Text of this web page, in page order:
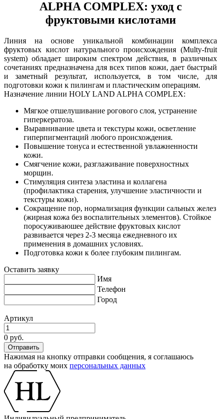
ALPHA COMPLEX: уход с
фруктовыми кислотами
Линия на основе уникальной комбинации комплекса
фруктовых кислот натурального происхождения (Multy-fruit
system) обладает широким спектром действия, в различных
сочетаниях предназначена для всех типов кожи, дает быстрый
и заметный результат, используется, в том числе, для
подготовки кожи к пилингам и пластическим операциям.
Назначение линии HOLY LAND ALPHA COMPLEX:
Мягкое отшелушивание рогового слоя, устранение
гиперкератоза.
Выравнивание цвета и текстуры кожи, осветление
гиперпигментаций любого происхождения.
Повышение тонуса и естественной увлажненности
кожи.
Смягчение кожи, разглаживание поверхностных
морщин.
Стимуляция синтеза эластина и коллагена
(профилактика старения, улучшение эластичности и
текстуры кожи).
Сокращение пор, нормализация функции сальных желез
(жирная кожа без воспалительных элементов). Стойкое
поросуживаюшее действие фруктовых кислот
развивается через 2-3 месяца ежедневного их
применения в домашних условиях.
Подготовка кожи к более глубоким пилингам.
Оставить заявку
Имя
Телефон
Город
Артикул
0 руб.
Нажимая на кнопку отправки сообщения, я соглашаюсь
на обработку моих персональных данных